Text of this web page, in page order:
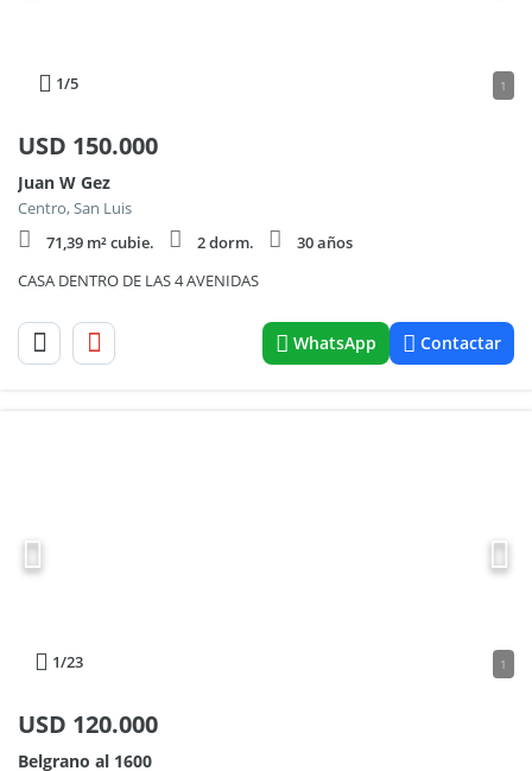
1/5 1
USD 150.000
Juan W Gez
Centro, San Luis
71,39 m² cubie.
2 dorm.
30 años
CASA DENTRO DE LAS 4 AVENIDAS
WhatsApp Contactar
1/23 1
USD 120.000
Belgrano al 1600